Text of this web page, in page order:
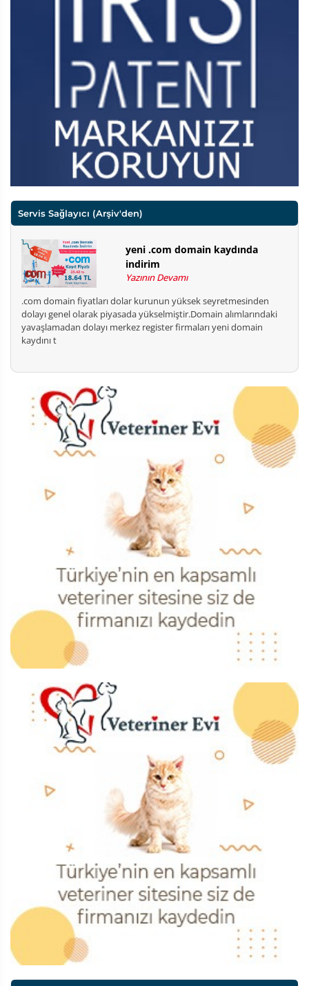
Servis Sağlayıcı (Arşiv'den)
yeni .com domain kaydında
indirim
Yazının Devamı
.com domain fiyatları dolar kurunun yüksek seyretmesinden
dolayı genel olarak piyasada yükselmiştir.Domain alımlarındaki
yavaşlamadan dolayı merkez register firmaları yeni domain
kaydını t